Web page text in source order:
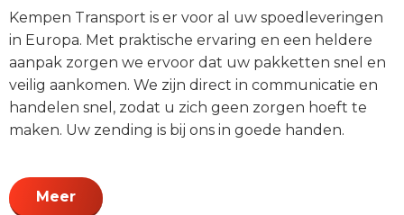
Kempen Transport is er voor al uw spoedleveringen
in Europa. Met praktische ervaring en een heldere
aanpak zorgen we ervoor dat uw pakketten snel en
veilig aankomen. We zijn direct in communicatie en
handelen snel, zodat u zich geen zorgen hoeft te
maken. Uw zending is bij ons in goede handen.
Meer